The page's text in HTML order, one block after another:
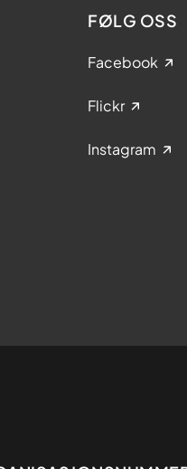
FØLG OSS
Facebook
Flickr
Instagram